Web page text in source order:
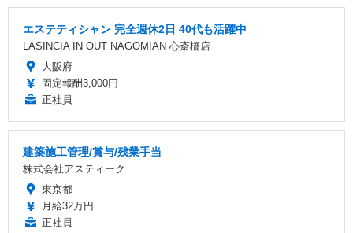
エステティシャン 完全週休2日 40代も活躍中
LASINCIA IN OUT NAGOMIAN 心斎橋店
大阪府
固定報酬3,000円
正社員
建築施工管理/賞与/残業手当
株式会社アスティーク
東京都
月給32万円
正社員